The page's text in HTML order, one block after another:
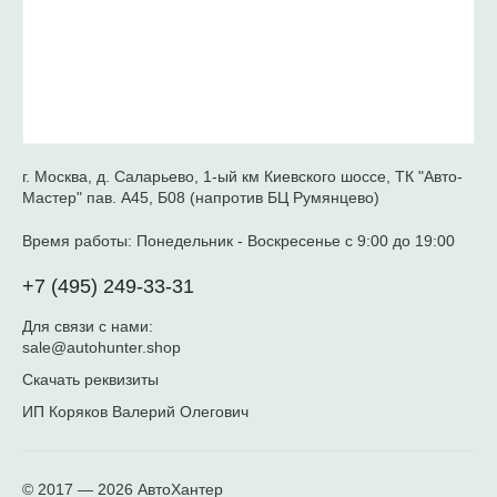
г. Москва, д. Саларьево, 1-ый км Киевского шоссе, ТК "Авто-
Мастер" пав. А45, Б08 (напротив БЦ Румянцево)
Время работы: Понедельник - Воскресенье с 9:00 до 19:00
+7 (495) 249-33-31
Для связи с нами:
sale@autohunter.shop
Скачать реквизиты
ИП Коряков Валерий Олегович
© 2017 — 2026 АвтоХантер